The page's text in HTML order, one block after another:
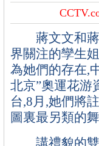
蔣文文和蔣
界關注的孿生
為她們的存在,
北京”奧運花游
台,8月,她們將
圖裏最另類的舞
講禮貌的雙